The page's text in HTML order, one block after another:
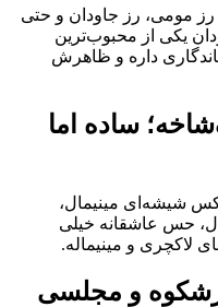
رز مومی، رز جاودان و حتی
یکی از محبوب‌ترین
داره و ظاهرش
ساده اما
شیشه‌ای مینیمال،
حس عاشقانه خیلی
و مینیماله.
و مجلسی